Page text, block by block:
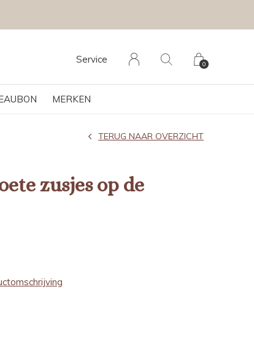
MERKEN
Service 0
zusjes op de
TERUG NAAR OVERZICHT